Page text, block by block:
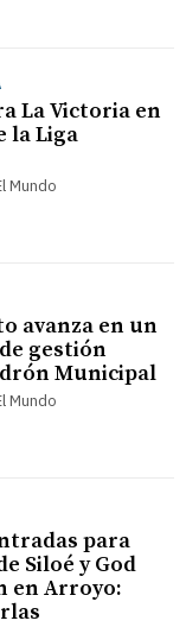
La Victoria en
la Liga
Mundo
avanza en un
gestión
Municipal
Mundo
para
Siloé y God
en Arroyo: